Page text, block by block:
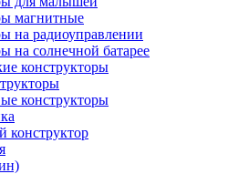
магнитные
на радиоуправлении
на солнечной батарее
конструкторы
конструкторы
конструктор